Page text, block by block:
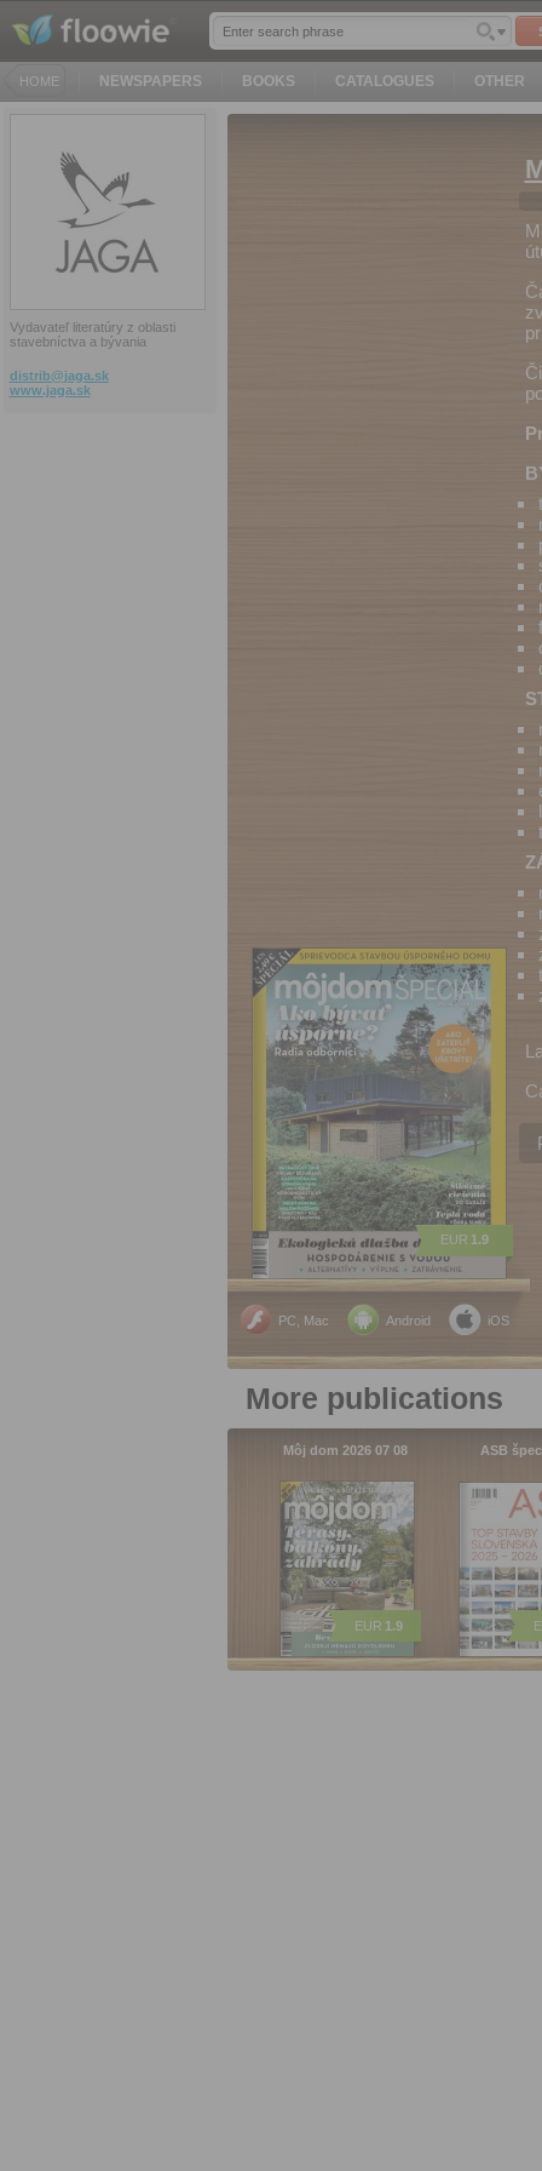
HOME NEWSPAPERS BOOKS CATALOGUES OTHER
Vydavateľ literatúry z oblasti
stavebníctva a bývania
distrib@jaga.sk
www.jaga.sk
PC, Mac Android iOS
EUR 1.9
More publications
Môj dom 2026 07 08
EUR 1.9
ASB